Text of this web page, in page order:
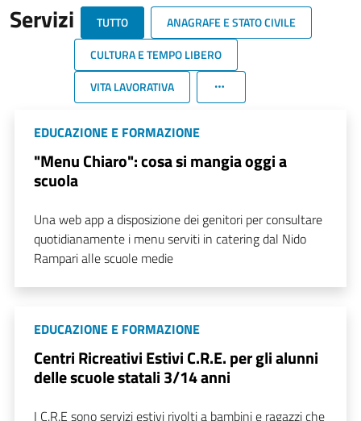
Servizi TUTTO
ANAGRAFE E STATO CIVILE
CULTURA E TEMPO LIBERO
VITA LAVORATIVA
EDUCAZIONE E FORMAZIONE
"Menu Chiaro": cosa si mangia oggi a
scuola
Una web app a disposizione dei genitori per consultare
quotidianamente i menu serviti in catering dal Nido
Rampari alle scuole medie
EDUCAZIONE E FORMAZIONE
Centri Ricreativi Estivi C.R.E. per gli alunni
delle scuole statali 3/14 anni
I C.R.E sono servizi estivi rivolti a bambini e ragazzi che